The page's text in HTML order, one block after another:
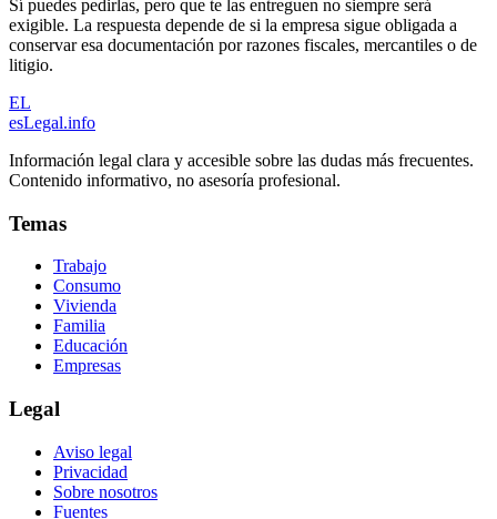
Sí puedes pedirlas, pero que te las entreguen no siempre será
exigible. La respuesta depende de si la empresa sigue obligada a
conservar esa documentación por razones fiscales, mercantiles o de
litigio.
EL
esLegal.info
Información legal clara y accesible sobre las dudas más frecuentes.
Contenido informativo, no asesoría profesional.
Temas
Trabajo
Consumo
Vivienda
Familia
Educación
Empresas
Legal
Aviso legal
Privacidad
Sobre nosotros
Fuentes